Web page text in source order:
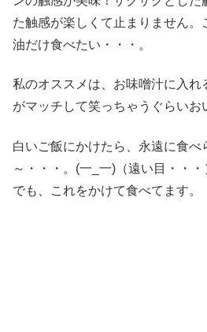
た触感が楽しくて止まりません。
油だけ食べたい・・・。
私のオススメは、お味噌汁に入れ
がマッチして笑っちゃうぐらいお
白いご飯にかけたら、永遠に食べ
～・・・。(一_一)（遠い目・・
でも、これをかけて食べてます。